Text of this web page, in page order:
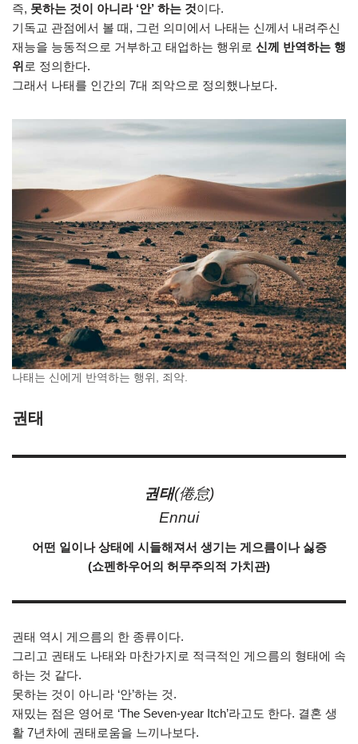
즉, 못하는 것이 아니라 ‘안’ 하는 것이다.
기독교 관점에서 볼 때, 그런 의미에서 나태는 신께서 내려주신
재능을 능동적으로 거부하고 태업하는 행위로 신께 반역하는 행
위 로 정의한다.
그래서 나태를 인간의 7대 죄악으로 정의했나보다.
나태는 신에게 반역하는 행위, 죄악.
권태
권태(倦怠)
Ennui
어떤 일이나 상태에 시들해져서 생기는 게으름이나 싫증
(쇼펜하우어의 허무주의적 가치관)
권태 역시 게으름의 한 종류이다.
그리고 권태도 나태와 마찬가지로 적극적인 게으름의 형태에 속
하는 것 같다.
못하는 것이 아니라 ‘안’하는 것.
재밌는 점은 영어로 ‘The Seven-year Itch’라고도 한다. 결혼 생
활 7년차에 권태로움을 느끼나보다.